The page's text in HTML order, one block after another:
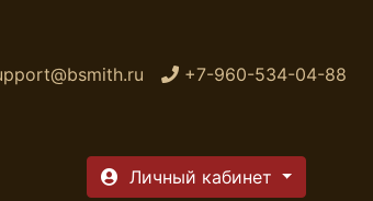
+7-960-534-04-88
Личный кабинет